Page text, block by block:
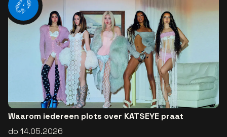
Waarom iedereen plots over KATSEYE praat
do 14.05.2026